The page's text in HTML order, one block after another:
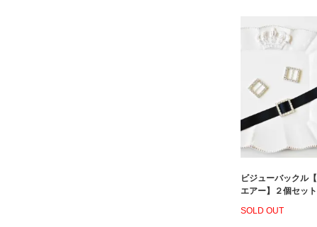
ビジューバックル
エアー】２個セット
SOLD OUT